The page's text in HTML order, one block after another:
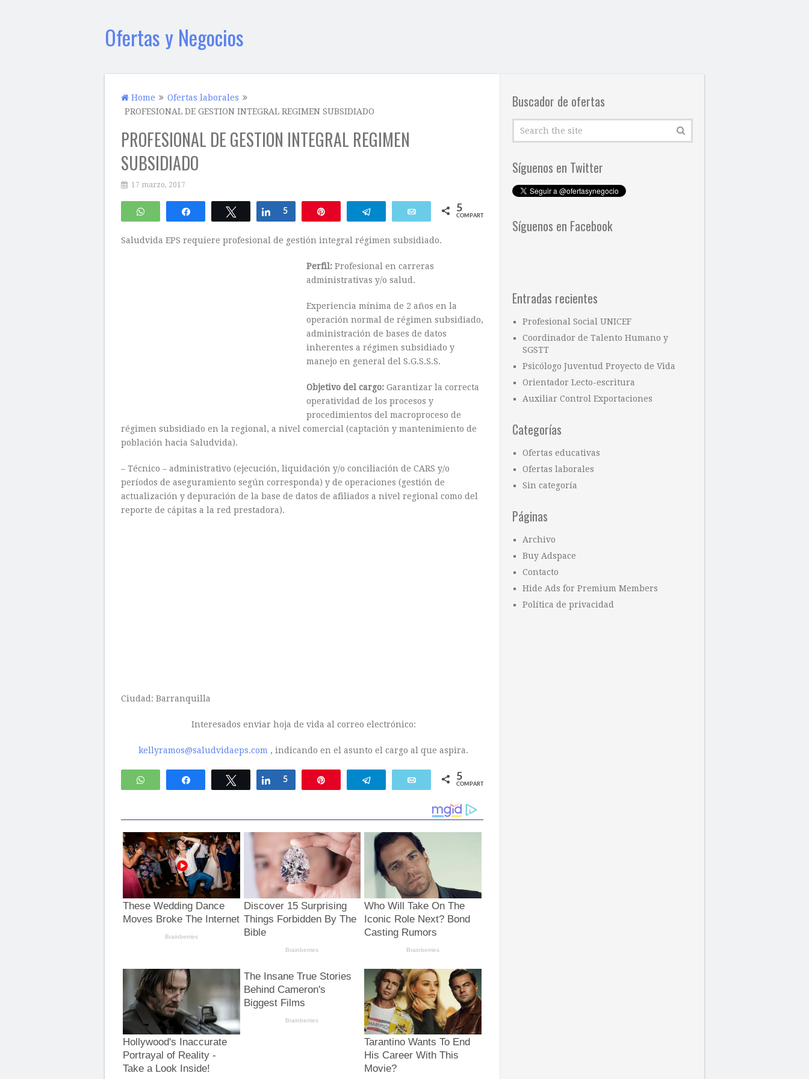
Ofertas y Negocios
Home
Ofertas laborales
PROFESIONAL DE GESTION INTEGRAL REGIMEN SUBSIDIADO
PROFESIONAL DE GESTION INTEGRAL REGIMEN
SUBSIDIADO
17 marzo, 2017
WhatsApp Compartir Twittear Compartir
5 Telegram Email 5
COMPARTIR
Saludvida EPS requiere profesional de gestión integral régimen subsidiado.
Perfil: Profesional en carreras
administrativas y/o salud.
Experiencia mínima de 2 años en la
operación normal de régimen subsidiado,
administración de bases de datos
inherentes a régimen subsidiado y
manejo en general del S.G.S.S.S.
Objetivo del cargo: Garantizar la correcta
operatividad de los procesos y
procedimientos del macroproceso de
régimen subsidiado en la regional, a nivel comercial (captación y mantenimiento de
población hacia Saludvida).
– Técnico – administrativo (ejecución, liquidación y/o conciliación de CARS y/o
períodos de aseguramiento según corresponda) y de operaciones (gestión de
actualización y depuración de la base de datos de afiliados a nivel regional como del
reporte de cápitas a la red prestadora).
Ciudad: Barranquilla
Interesados enviar hoja de vida al correo electrónico:
kellyramos@saludvidaeps.com , indicando en el asunto el cargo al que aspira.
WhatsApp Compartir Twittear Compartir
5 Telegram Email 5
COMPARTIR
Buscador de ofertas
Síguenos en Twitter
Síguenos en Facebook
Entradas recientes
Profesional Social UNICEF
Coordinador de Talento Humano y
SGSTT
Psicólogo Juventud Proyecto de Vida
Orientador Lecto-escritura
Auxiliar Control Exportaciones
Categorías
Ofertas educativas
Ofertas laborales
Sin categoría
Páginas
Archivo
Buy Adspace
Contacto
Hide Ads for Premium Members
Política de privacidad